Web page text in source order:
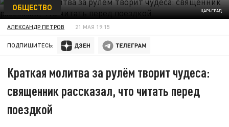
ЦАРЬГРАД
ОБЩЕСТВО
АЛЕКСАНДР ПЕТРОВ 21 МАЯ 19:15
ПОДПИШИТЕСЬ:
Краткая молитва за рулём творит чудеса:
священник рассказал, что читать перед
поездкой